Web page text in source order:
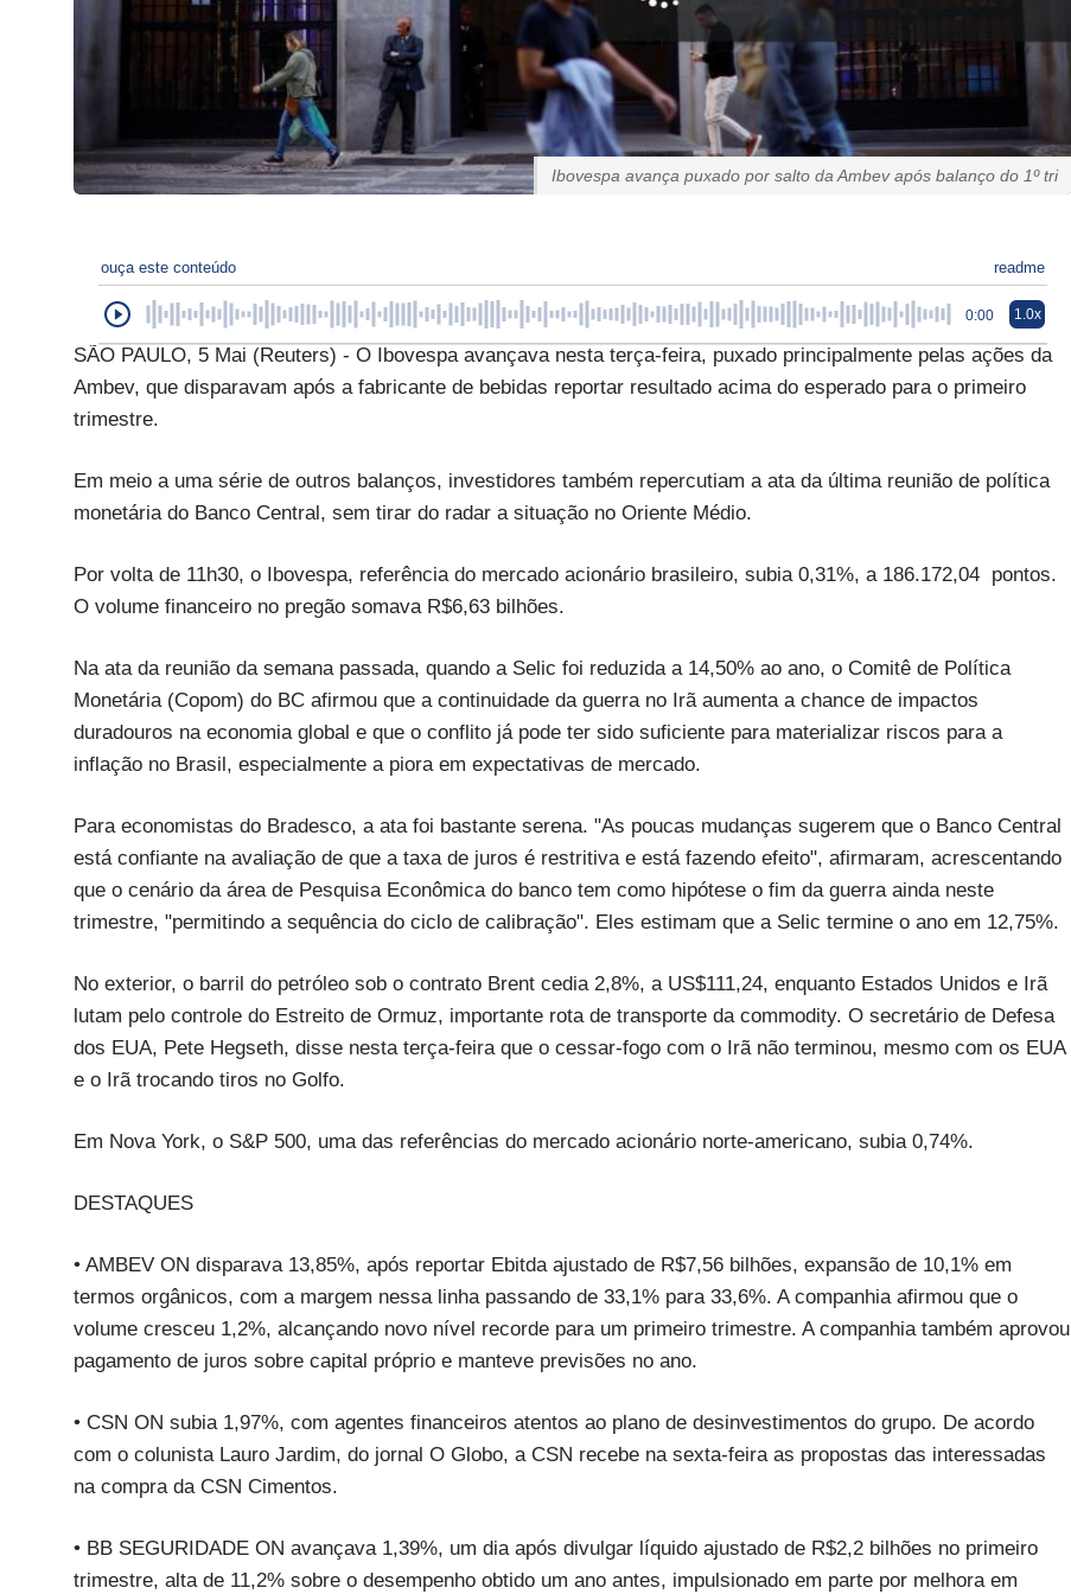
Ibovespa avança puxado por salto da Ambev após balanço do 1º tri
ouça este conteúdo readme
0:00 1.0x
SÃO PAULO, 5 Mai (Reuters) - O Ibovespa avançava nesta terça-feira, puxado principalmente pelas ações da
Ambev, que disparavam após a fabricante de bebidas reportar resultado acima do esperado para o primeiro
trimestre.
Em meio a uma série de outros balanços, investidores também repercutiam a ata da última reunião de política
monetária do Banco Central, sem tirar do radar a situação no Oriente Médio.
Por volta de 11h30, o Ibovespa, referência do mercado acionário brasileiro, subia 0,31%, a 186.172,04 pontos.
O volume financeiro no pregão somava R$6,63 bilhões.
Na ata da reunião da semana passada, quando a Selic foi reduzida a 14,50% ao ano, o Comitê de Política
Monetária (Copom) do BC afirmou que a continuidade da guerra no Irã aumenta a chance de impactos
duradouros na economia global e que o conflito já pode ter sido suficiente para materializar riscos para a
inflação no Brasil, especialmente a piora em expectativas de mercado.
Para economistas do Bradesco, a ata foi bastante serena. "As poucas mudanças sugerem que o Banco Central
está confiante na avaliação de que a taxa de juros é restritiva e está fazendo efeito", afirmaram, acrescentando
que o cenário da área de Pesquisa Econômica do banco tem como hipótese o fim da guerra ainda neste
trimestre, "permitindo a sequência do ciclo de calibração". Eles estimam que a Selic termine o ano em 12,75%.
No exterior, o barril do petróleo sob o contrato Brent cedia 2,8%, a US$111,24, enquanto Estados Unidos e Irã
lutam pelo controle do Estreito de Ormuz, importante rota de transporte da commodity. O secretário de Defesa
dos EUA, Pete Hegseth, disse nesta terça-feira que o cessar-fogo com o Irã não terminou, mesmo com os EUA
e o Irã trocando tiros no Golfo.
Em Nova York, o S&P 500, uma das referências do mercado acionário norte-americano, subia 0,74%.
DESTAQUES
• AMBEV ON disparava 13,85%, após reportar Ebitda ajustado de R$7,56 bilhões, expansão de 10,1% em
termos orgânicos, com a margem nessa linha passando de 33,1% para 33,6%. A companhia afirmou que o
volume cresceu 1,2%, alcançando novo nível recorde para um primeiro trimestre. A companhia também aprovou
pagamento de juros sobre capital próprio e manteve previsões no ano.
• CSN ON subia 1,97%, com agentes financeiros atentos ao plano de desinvestimentos do grupo. De acordo
com o colunista Lauro Jardim, do jornal O Globo, a CSN recebe na sexta-feira as propostas das interessadas
na compra da CSN Cimentos.
• BB SEGURIDADE ON avançava 1,39%, um dia após divulgar líquido ajustado de R$2,2 bilhões no primeiro
trimestre, alta de 11,2% sobre o desempenho obtido um ano antes, impulsionado em parte por melhora em